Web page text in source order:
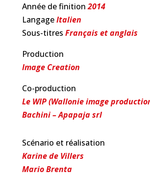
Année de finition2014
LangageItalien
Sous-titres Français et anglais
Production
Image Creation
Co-production
Le WIP (Wallonie image
Bachini – Apapaja srl
Scénario et réalisation
Karine de Villers
Mario Brenta